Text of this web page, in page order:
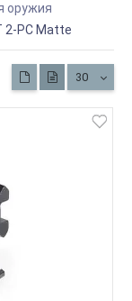
оружия
2-PC Matte
30